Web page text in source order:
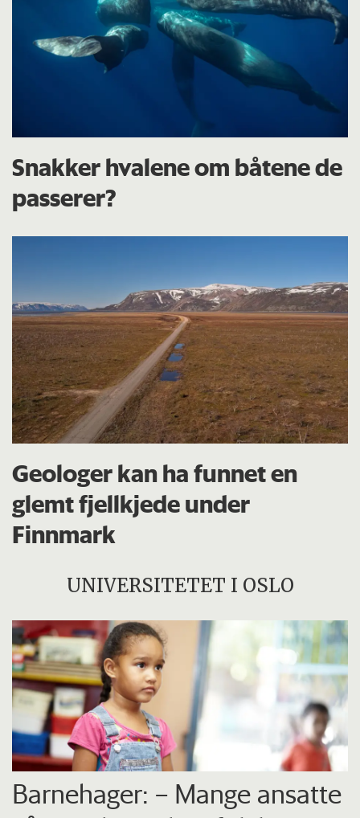
Snakker hvalene om båtene de
passerer?
Geologer kan ha funnet en
glemt fjellkjede under
Finnmark
UNIVERSITETET I OSLO
Barnehager: – Mange ansatte